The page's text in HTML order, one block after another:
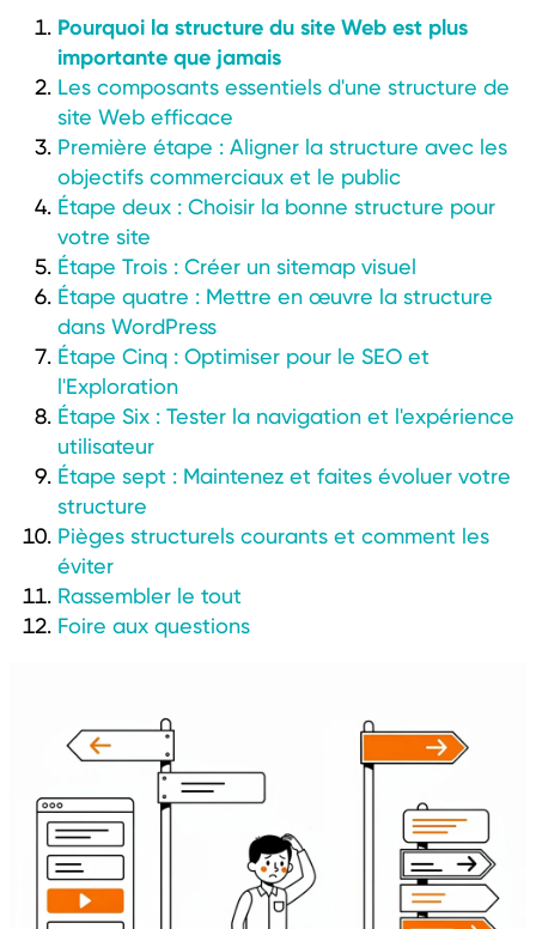
Pourquoi la structure du site Web est plus
importante que jamais
Les composants essentiels d'une structure de
site Web efficace
Première étape : Aligner la structure avec les
objectifs commerciaux et le public
Étape deux : Choisir la bonne structure pour
votre site
Étape Trois : Créer un sitemap visuel
Étape quatre : Mettre en œuvre la structure
dans WordPress
Étape Cinq : Optimiser pour le SEO et
l'Exploration
Étape Six : Tester la navigation et l'expérience
utilisateur
Étape sept : Maintenez et faites évoluer votre
structure
Pièges structurels courants et comment les
éviter
Rassembler le tout
Foire aux questions